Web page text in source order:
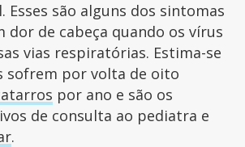
Esses são alguns dos sintomas
dor de cabeça quando os vírus
vias respiratórias. Estima-se
sofrem por volta de oito
por ano e são os
de consulta ao pediatra e
.